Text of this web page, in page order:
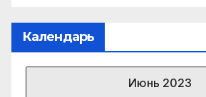
Календарь
Июнь 2023